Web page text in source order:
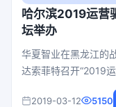
哈尔滨2019运营
坛举办
华夏智业在黑龙江的
达索菲特召开“2019
2019-03-12 5150